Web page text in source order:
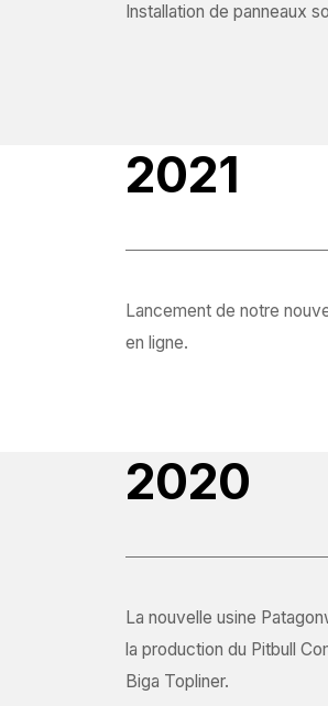
Installation de panneaux
2021
Lancement de notre
en ligne.
2020
La nouvelle usine
la production du Pitbull
Biga Topliner.